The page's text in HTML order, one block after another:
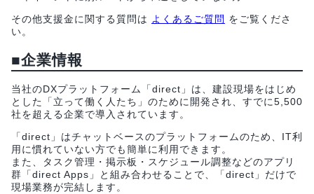
その他支援金に関する質問は よくあるご質問 をご覧くださ
い。
■企業情報
当社のDXプラットフォーム「direct」は、建設現場をはじめ
とした「立って働く人たち」のために開発され、すでに5,500
社を超える企業で導入されています。
「direct」はチャットベースのプラットフォームのため、IT利
用に慣れていない方でも簡単に利用できます。
また、タスク管理・掲示板・スケジュール調整などのアプリ
群「direct Apps」と組み合わせることで、「direct」だけで
現場業務が完結します。